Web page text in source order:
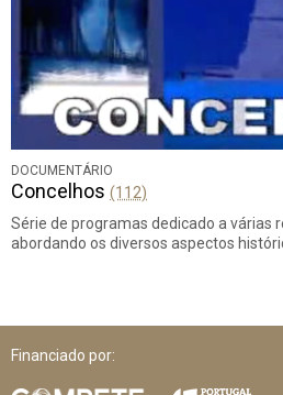
DOCUMENTÁRIO
Concelhos (112)
Série de programas dedicado a várias
abordando os diversos aspectos
Financiado por: